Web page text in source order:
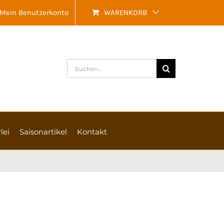
Mein Benutzerkonto WARENKORB
Suche
nach:
Saisonartikel Kontakt